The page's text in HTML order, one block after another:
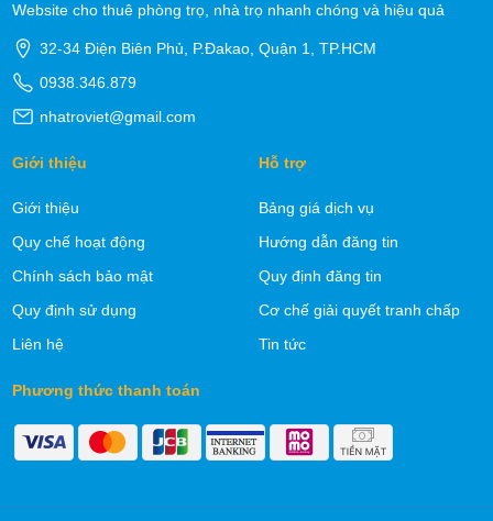
Website cho thuê phòng trọ, nhà trọ nhanh chóng và hiệu quả
32-34 Điện Biên Phủ, P.Đakao, Quận 1, TP.HCM
0938.346.879
nhatroviet@gmail.com
Giới thiệu
Giới thiệu
Quy chế hoạt động
Chính sách bảo mật
Quy định sử dụng
Liên hệ
Hỗ trợ
Bảng giá dịch vụ
Hướng dẫn đăng tin
Quy định đăng tin
Cơ chế giải quyết tranh chấp
Tin tức
Phương thức thanh toán